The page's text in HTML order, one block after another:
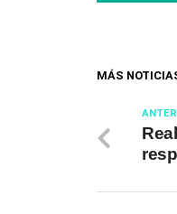
MÁS